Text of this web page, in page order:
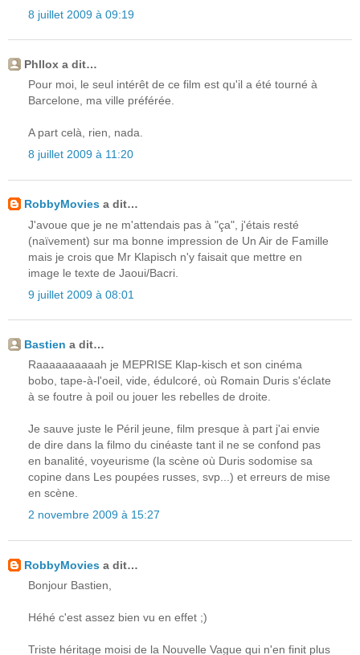
8 juillet 2009 à 09:19
Phllox a dit…
Pour moi, le seul intérêt de ce film est qu'il a été tourné à
Barcelone, ma ville préférée.
A part celà, rien, nada.
8 juillet 2009 à 11:20
RobbyMovies a dit…
J'avoue que je ne m'attendais pas à "ça", j'étais resté
(naïvement) sur ma bonne impression de Un Air de Famille
mais je crois que Mr Klapisch n'y faisait que mettre en
image le texte de Jaoui/Bacri.
9 juillet 2009 à 08:01
Bastien a dit…
Raaaaaaaaaah je MEPRISE Klap-kisch et son cinéma
bobo, tape-à-l'oeil, vide, édulcoré, où Romain Duris s'éclate
à se foutre à poil ou jouer les rebelles de droite.
Je sauve juste le Péril jeune, film presque à part j'ai envie
de dire dans la filmo du cinéaste tant il ne se confond pas
en banalité, voyeurisme (la scène où Duris sodomise sa
copine dans Les poupées russes, svp...) et erreurs de mise
en scène.
2 novembre 2009 à 15:27
RobbyMovies a dit…
Bonjour Bastien,
Héhé c'est assez bien vu en effet ;)
Triste héritage moisi de la Nouvelle Vague qui n'en finit plus